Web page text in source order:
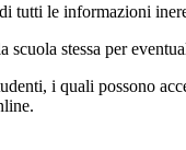
tutti le informazioni
scuola stessa per
i quali possono